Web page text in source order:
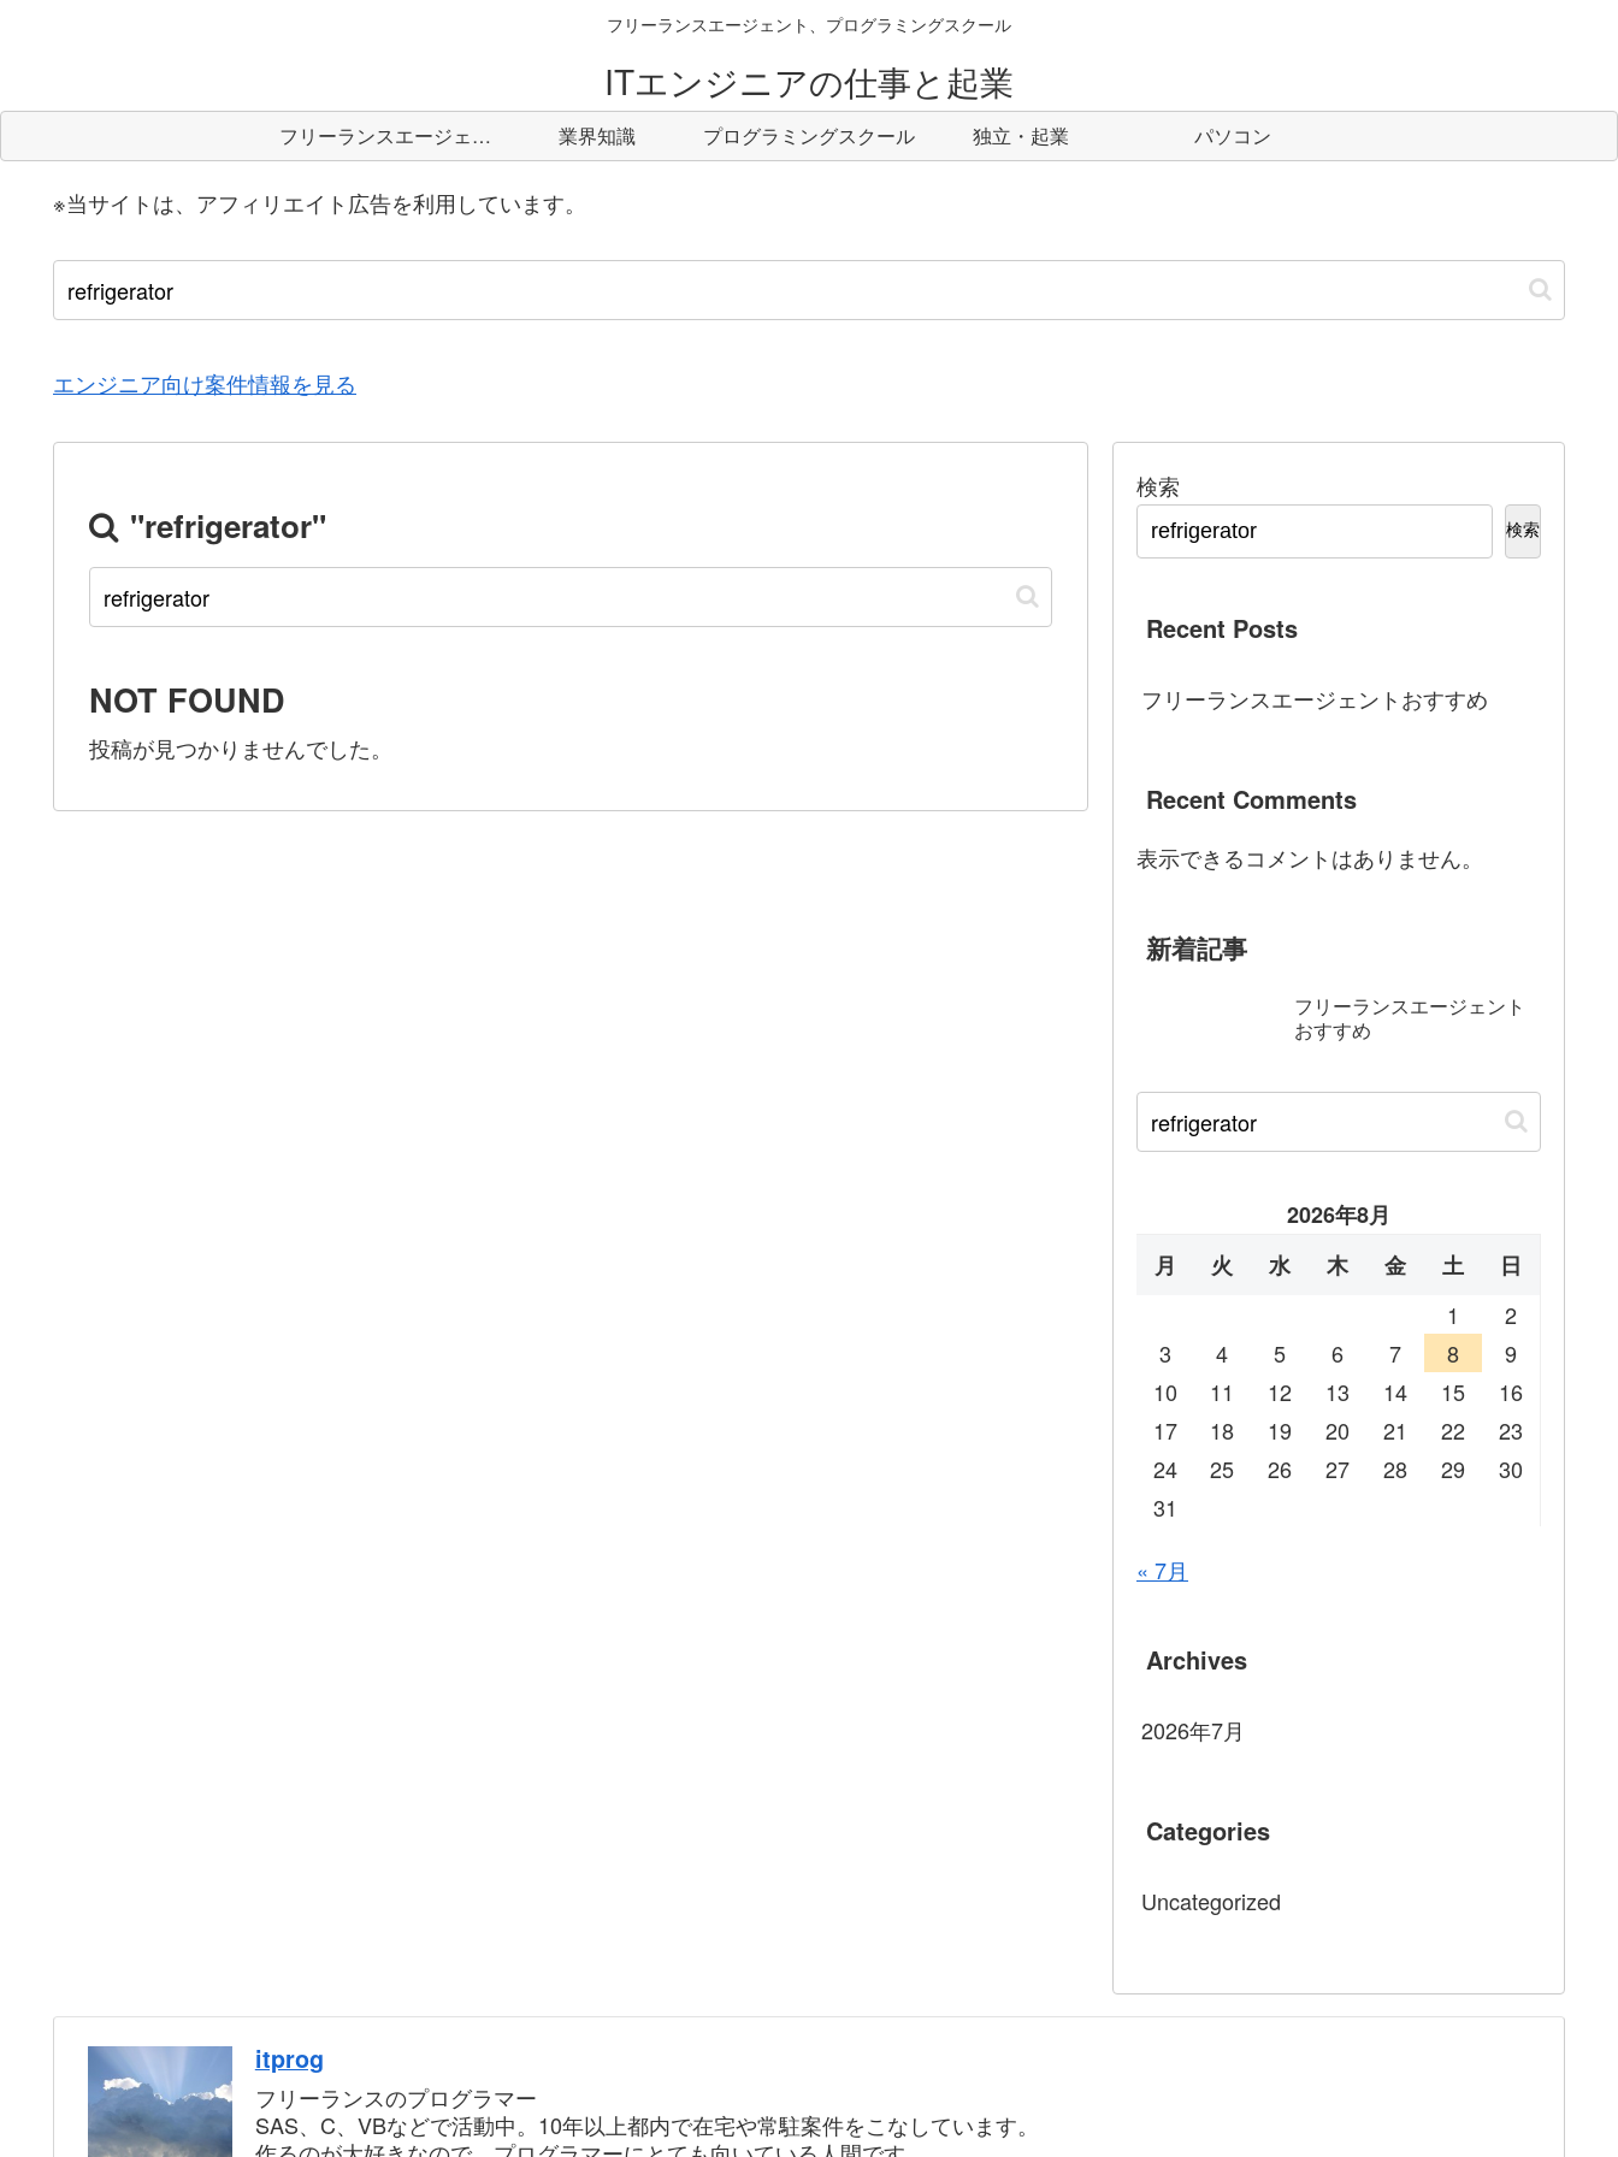
フリーランスエージェント、プログラミングスクール
ITエンジニアの仕事と起業
フリーランスエージェント 業界知識 プログラミングスクール 独立・起業 パソコン
※当サイトは、アフィリエイト広告を利用しています。
エンジニア向け案件情報を見る
"refrigerator"
NOT FOUND
投稿が見つかりませんでした。
検索
検索
Recent Posts
フリーランスエージェントおすすめ
Recent Comments
表示できるコメントはありません。
新着記事
フリーランスエージェント
おすすめ
2026年8月
月
火 水 木 金 土
日
1
2
3
4 5 6 7 8
9
10
11 12 13 14 15
16
17
18 19 20 21 22
23
24
25 26 27 28 29
30
31
« 7月
Archives
2026年7月
Categories
Uncategorized
itprog
フリーランスのプログラマー
SAS、C、VBなどで活動中。10年以上都内で在宅や常駐案件をこなしています。